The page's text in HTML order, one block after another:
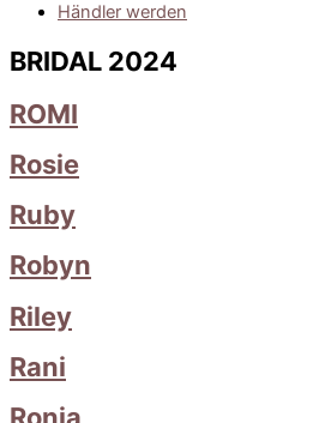
Händler werden
BRIDAL 2024
ROMI
Rosie
Ruby
Robyn
Riley
Rani